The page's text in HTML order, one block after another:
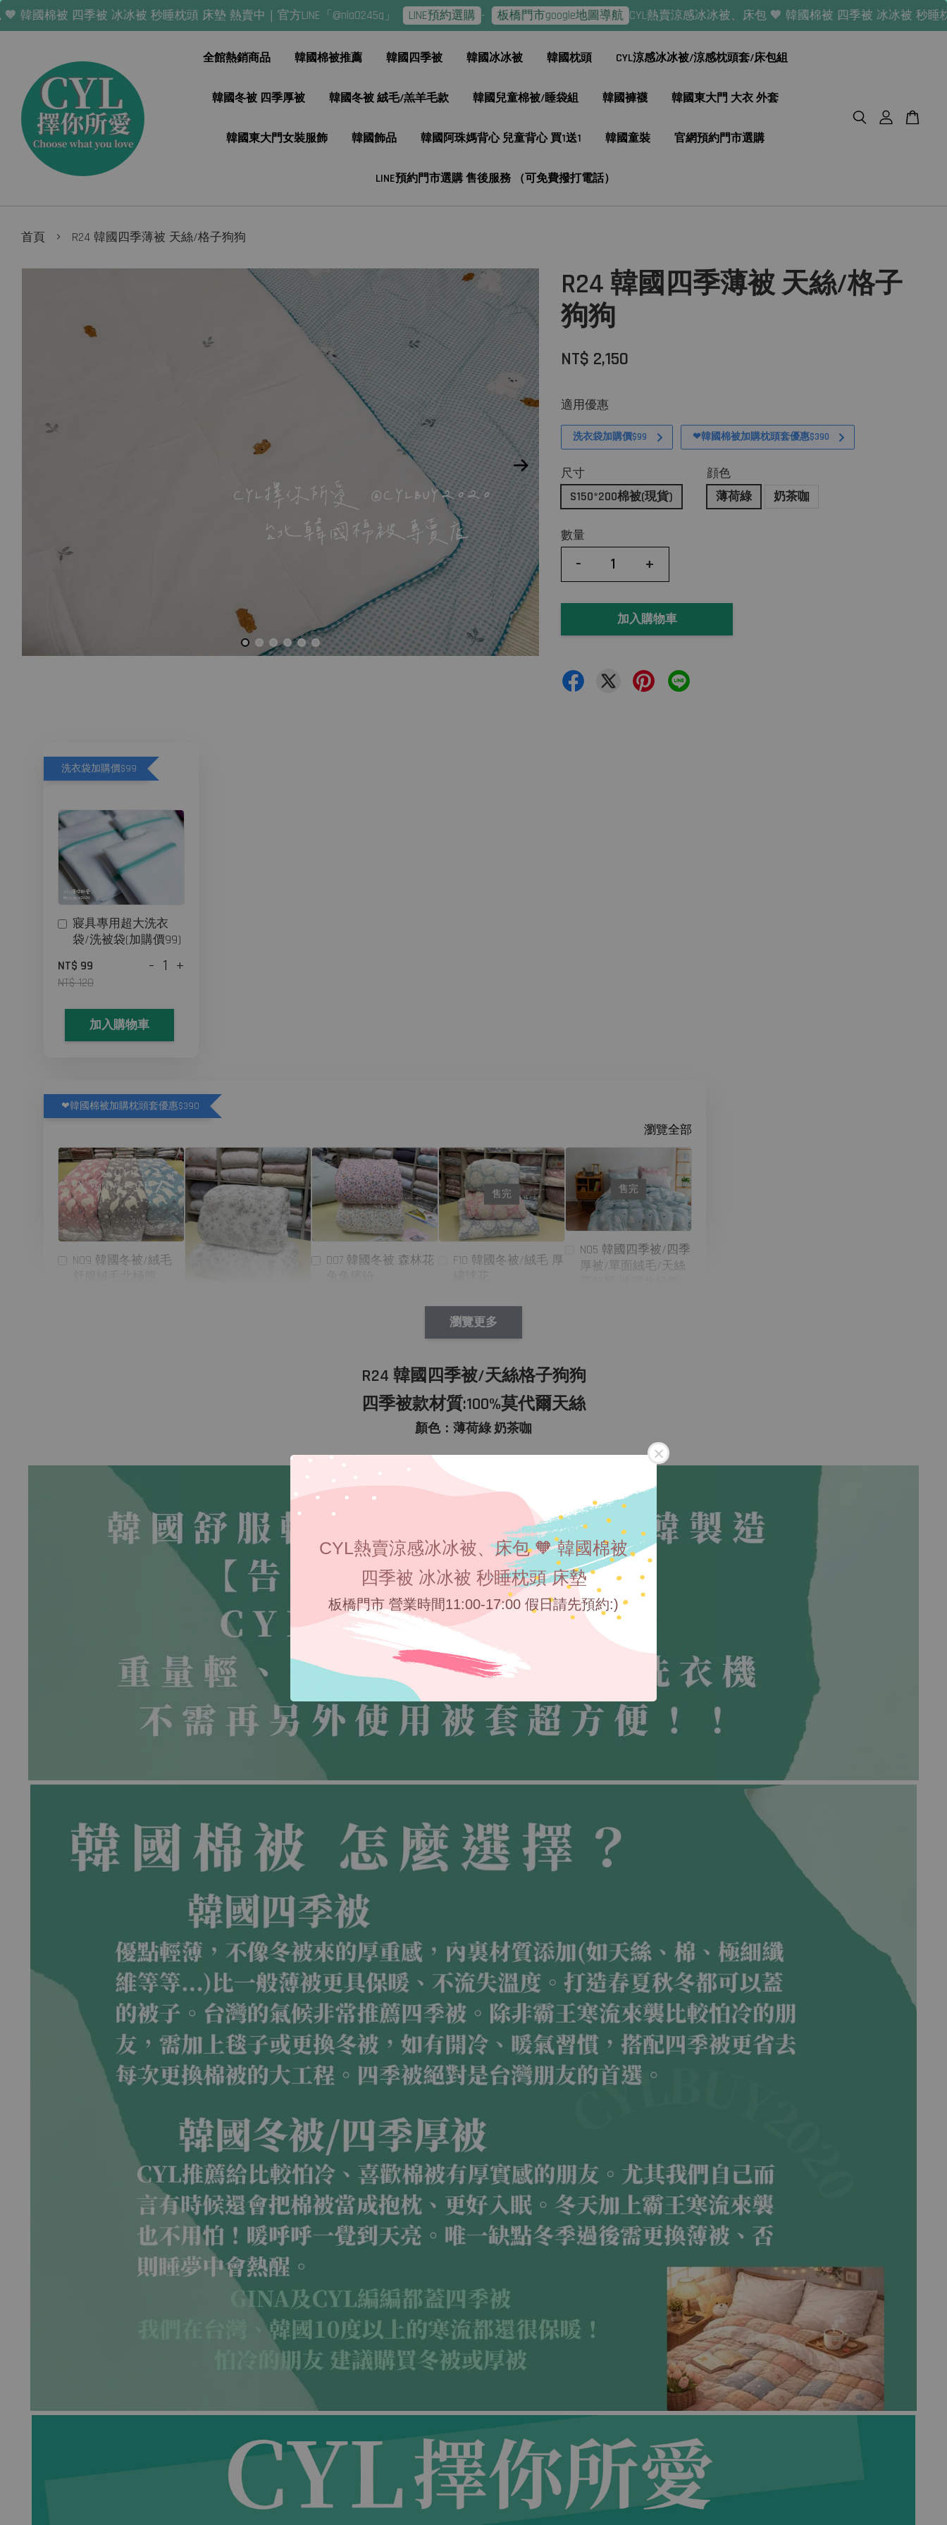
被 四季被 冰冰被 秒睡枕頭 床墊 熱賣中｜官方LINE「@nla0245q」 LINE預約選購 - 板橋門市google地圖導航 CYL熱賣涼感冰冰被、床包 🧡 韓國棉被 四季被 冰冰被 秒睡枕頭 床
CYL熱賣涼感冰冰被、床包 🧡 韓國棉被
四季被 冰冰被 秒睡枕頭 床墊
板橋門市 營業時間11:00-17:00 假日請先預約:)
全館熱銷商品 韓國棉被推薦 韓國四季被 韓國冰冰被 韓國枕頭 CYL涼感冰冰被/涼感枕頭套/床包組
韓國冬被 四季厚被 韓國冬被 絨毛/羔羊毛款 韓國兒童棉被/睡袋組 韓國褲襪 韓國東大門 大衣 外套
韓國東大門女裝服飾 韓國飾品 韓國阿珠媽背心 兒童背心 買1送1 韓國童裝 官網預約門市選購
LINE預約門市選購 售後服務 （可免費撥打電話）
首頁 › R24 韓國四季薄被 天絲/格子狗狗
R24 韓國四季薄被 天絲/格子
狗狗
NT$ 2,150
適用優惠
洗衣袋加購價$99 ❤韓國棉被加購枕頭套優惠$390
尺寸
S150*200棉被(現貨)
顔色
薄荷綠
奶茶咖
數量
- +
加入購物車
洗衣袋加購價$99
寢具專用超大洗衣
袋/洗被袋(加購價99)
NT$ 99
NT$ 120
- +
加入購物車
❤韓國棉被加購枕頭套優惠$390
瀏覽全部
N09 韓國冬被/絨毛
D07 韓國冬被 森林花
- +
售完
F10 韓國冬被/絨毛 厚
NT$ 390
NT$ 450
售完
N05 韓國四季被/四季
厚被/單面絨毛/天絲
NT$ 390
加入購物車
瀏覽更多
R24 韓國四季被/天絲格子狗狗
四季被款材質:100%莫代爾天絲
顏色：薄荷綠 奶茶咖